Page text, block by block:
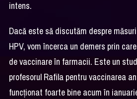
intens.
Dacă este să discutăm despre
HPV, vom încerca un demers prin
de vaccinare în farmacii. Este un
profesorul Rafila pentru vaccinarea
funcționat foarte bine acum în